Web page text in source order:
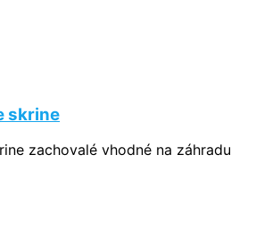
skrine
zachovalé vhodné na záhradu